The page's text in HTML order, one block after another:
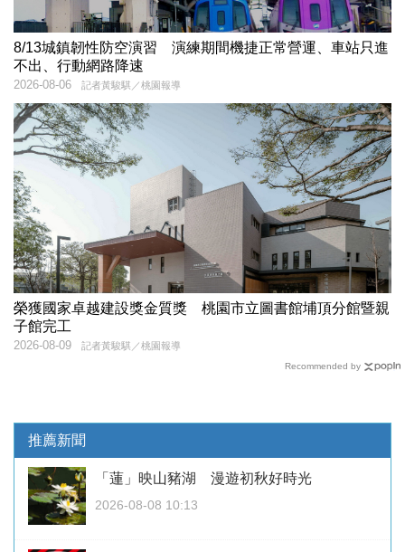
8/13城鎮韌性防空演習 演練期間機捷正常營運、車站只進
不出、行動網路降速
記者黃駿騏／桃園報導
2026-08-06
榮獲國家卓越建設獎金質獎 桃園市立圖書館埔頂分館暨親
子館完工
記者黃駿騏／桃園報導
2026-08-09
Recommended by
推薦新聞
「蓮」映山豬湖 漫遊初秋好時光
2026-08-08 10:13